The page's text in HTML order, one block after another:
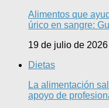
Alimentos que
úrico en sangre:
19 de julio de 2026
Dietas
La alimentación
apoyo de